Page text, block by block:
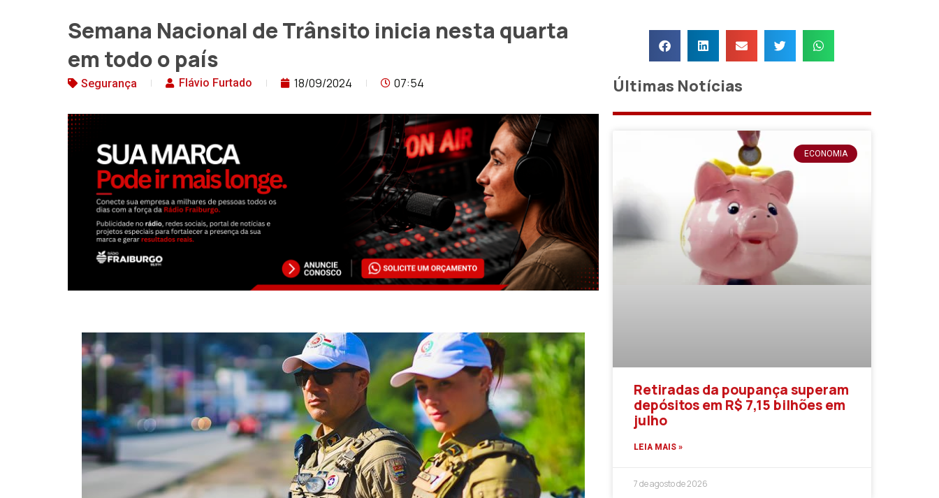
Semana Nacional de Trânsito inicia nesta quarta
em todo o país
Segurança Flávio Furtado 18/09/2024 07:54 Últimas Notícias
ECONOMIA
Retiradas da poupança superam
depósitos em R$ 7,15 bilhões em
julho
LEIA MAIS »
7 de agosto de 2026